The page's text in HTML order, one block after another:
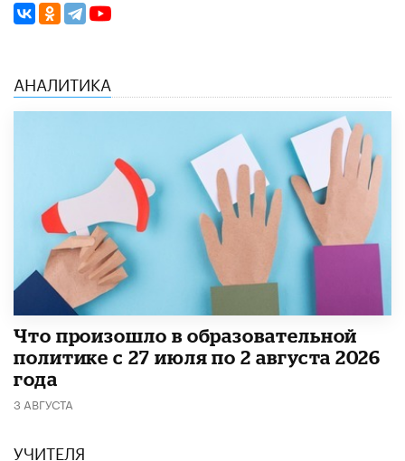
АНАЛИТИКА
​Что произошло в образовательной
политике с 27 июля по 2 августа 2026
года
3 АВГУСТА
УЧИТЕЛЯ